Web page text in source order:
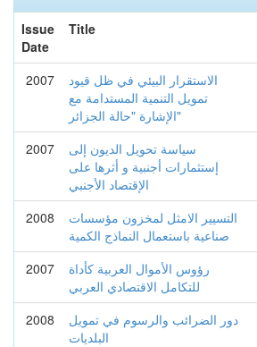
Issue
Date
Title
2007
الاستقرار البيئي في ظل قيود
تمويل التنمية المستدامة مع
الإشارة "حالة الجزائر"
2007
سياسة تحويل الديون إلى
إستثمارات أجنبية و أثرها على
الإقتصاد الأجنبي
2008
التسيير الامثل لمخزون مؤسسات
صناعية باستعمال النماذج الكمية
2007
رؤوس الأموال العربية كأداة
للتكامل الاقتصادي العربي
2008
دور الضرائب والرسوم في تمويل
البلديات